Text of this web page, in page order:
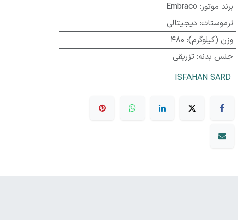
برند موتور:
Embraco
ترموستات: دیجیتالی
وزن (کیلوگرم):
480
جنس بدنه: تزریقی
ISFAHAN SARD